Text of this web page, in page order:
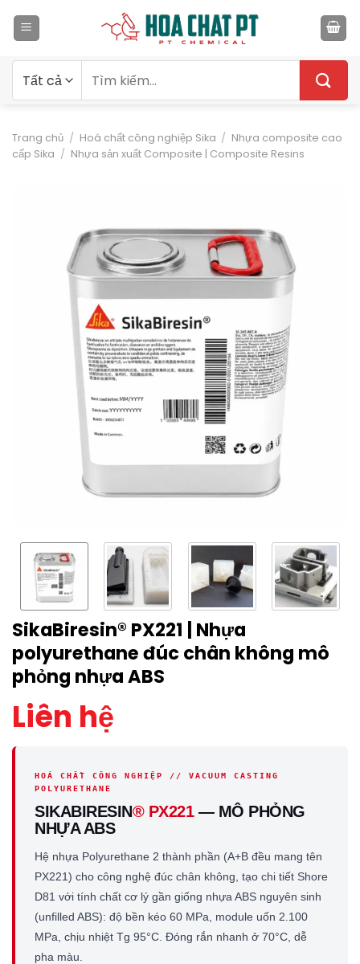
qua
kiếm:
Trang chủ / Hoá chất công nghiệp Sika / Nhựa composite cao
cấp Sika / Nhựa sản xuất Composite | Composite Resins
SikaBiresin® PX221 | Nhựa
polyurethane đúc chân không mô
phỏng nhựa ABS
Liên hệ
HOÁ CHẤT CÔNG NGHIỆP // VACUUM CASTING
POLYURETHANE
SIKABIRESIN® PX221— MÔ PHỎNG
NHỰA ABS
Hệ nhựa Polyurethane 2 thành phần (A+B đều mang tên
PX221) cho công nghệ đúc chân không, tạo chi tiết Shore
D81 với tính chất cơ lý gần giống nhựa ABS nguyên sinh
(unfilled ABS): độ bền kéo 60 MPa, module uốn 2.100
MPa, chịu nhiệt Tg 95°C. Đóng rắn nhanh ở 70°C, dễ
pha màu.